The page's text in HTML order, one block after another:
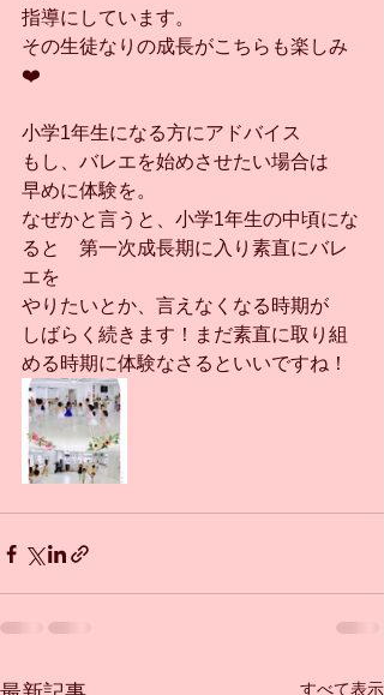
指導にしています。
その生徒なりの成長がこちらも楽しみ
❤️
小学1年生になる方にアドバイス
もし、バレエを始めさせたい場合は
早めに体験を。
なぜかと言うと、小学1年生の中頃にな
ると　第一次成長期に入り素直にバレ
エを
やりたいとか、言えなくなる時期が
しばらく続きます！まだ素直に取り組
める時期に体験なさるといいですね！
すべて表示